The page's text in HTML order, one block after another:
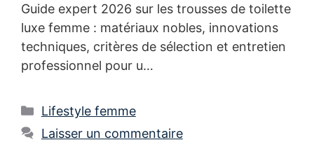
Guide expert 2026 sur les trousses de toilette
luxe femme : matériaux nobles, innovations
techniques, critères de sélection et entretien
professionnel pour u…
Catégories
Lifestyle femme
Laisser un commentaire